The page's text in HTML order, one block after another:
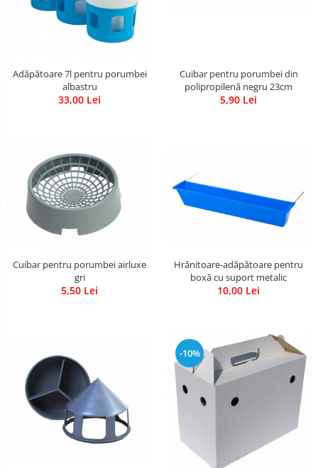
Adăpătoare 7l pentru porumbei
albastru
33,00 Lei
Cuibar pentru porumbei din
polipropilenă negru 23cm
5,90 Lei
Cuibar pentru porumbei airluxe
gri
5,50 Lei
Hrănitoare-adăpătoare pentru
boxă cu suport metalic
10,00 Lei
-10%